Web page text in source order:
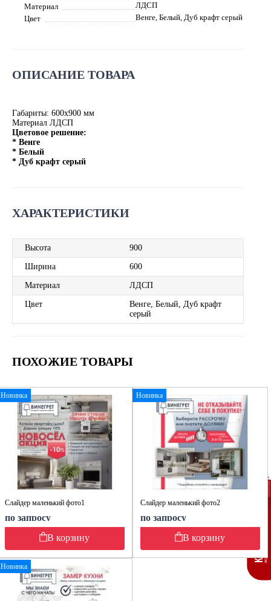
Материал
ЛДСП
Цвет
Венге, Белый, Дуб крафт серый
ОПИСАНИЕ ТОВАРА
Габариты: 600х900 мм
Материал ЛДСП
Цветовое решение:
* Венге
* Белый
* Дуб крафт серый
ХАРАКТЕРИСТИКИ
Высота 900
Ширина 600
Материал ЛДСП
Цвет
Венге, Белый, Дуб крафт
серый
ПОХОЖИЕ ТОВАРЫ
Новинка
Слайдер маленький фото1
по запросу
В корзину
Новинка
Слайдер маленький фото2
по запросу
В корзину
Новинка